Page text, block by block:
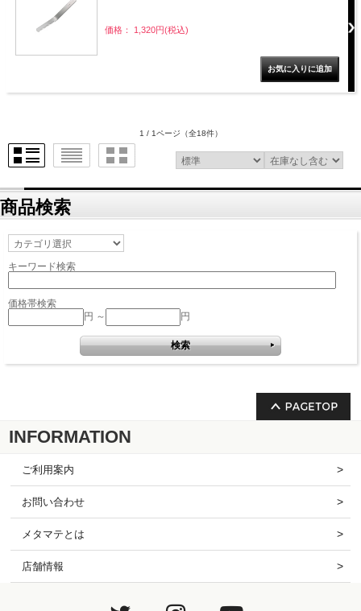
価格： 1,320円(税込)
1 / 1ページ （全18件）
商品検索
キーワード検索
価格帯検索
円 ～
円
INFORMATION
ご利用案内
お問い合わせ
メタマテとは
店舗情報